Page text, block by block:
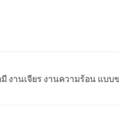
านเจียร งานความร้อน แบบข